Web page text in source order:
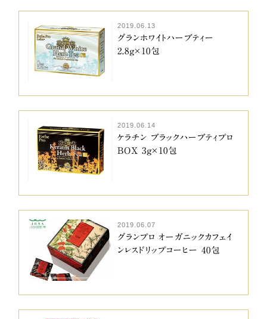
2019.06.13
グランホワイトハーブティー
2.8g×10包
2019.06.14
ケラチン ブラックハーブティプロ
BOX 3g×10包
2019.06.07
グランプロ オーガニックカフェイ
ンレスドリップコーヒー 40包